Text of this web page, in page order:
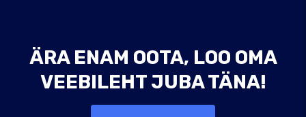
ÄRA ENAM OOTA, LOO OMA
VEEBILEHT JUBA TÄNA!